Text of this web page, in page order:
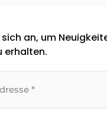
sich an, um
erhalten.